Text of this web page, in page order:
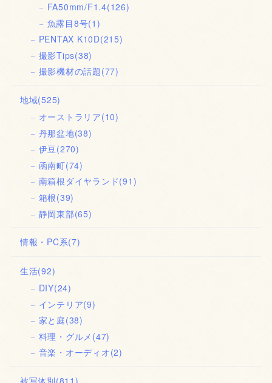
FA50mm/F1.4(126)
魚露目8号(1)
PENTAX K10D(215)
撮影Tips(38)
撮影機材の話題(77)
地域(525)
オーストラリア(10)
丹那盆地(38)
伊豆(270)
函南町(74)
南箱根ダイヤランド(91)
箱根(39)
静岡東部(65)
情報・PC系(7)
生活(92)
DIY(24)
インテリア(9)
家と庭(38)
料理・グルメ (47)
音楽・オーディオ(2)